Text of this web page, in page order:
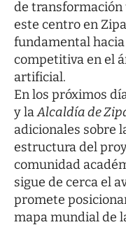
de transformación
este centro en
fundamental
competitiva en el
artificial.
En los próximos
y laAlcaldía de
adicionales sobre
estructura del
comunidad
sigue de cerca el
promete
mapa mundial de